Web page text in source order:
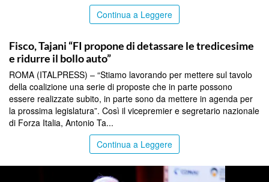
Continua a Leggere
Fisco, Tajani “FI propone di detassare le tredicesime
e ridurre il bollo auto”
ROMA (ITALPRESS) – “Stiamo lavorando per mettere sul tavolo
della coalizione una serie di proposte che in parte possono
essere realizzate subito, in parte sono da mettere in agenda per
la prossima legislatura”. Così il vicepremier e segretario nazionale
di Forza Italia, Antonio Ta...
Continua a Leggere